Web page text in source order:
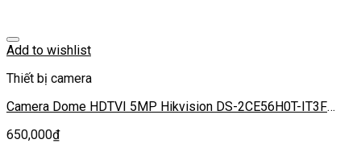
Add to wishlist
Thiết bị camera
Camera Dome HDTVI 5MP Hikvision DS-2CE56H0T-IT3F
650,000₫